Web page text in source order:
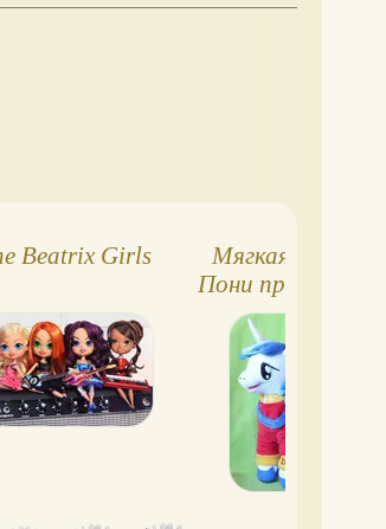
Beatrix Girls
Мягкая игрушка
Пони принц Армор